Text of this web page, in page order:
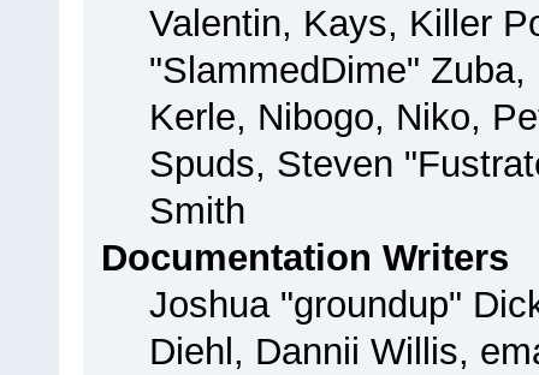
Valentin, Kays, Killer
"SlammedDime"
Kerle, Nibogo, Niko,
Spuds, Steven
Smith
Documentation Writers
Joshua "groundup"
Diehl, Dannii Willis,